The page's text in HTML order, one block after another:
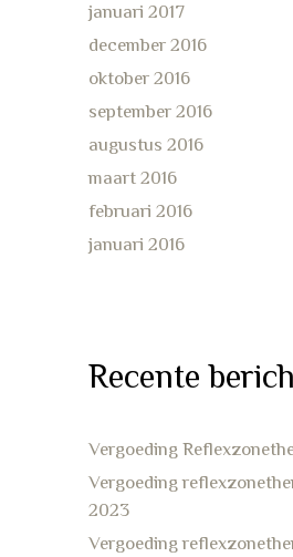
januari 2017
december 2016
oktober 2016
september 2016
augustus 2016
maart 2016
februari 2016
januari 2016
Recente
Vergoeding
Vergoeding
2023
Vergoeding